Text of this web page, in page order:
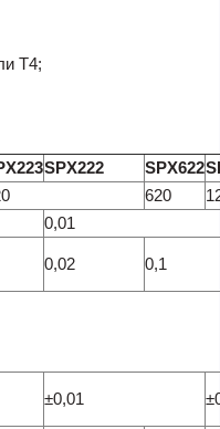
T4;
SPX222 SPX622
620
0,01
0,02 0,1
±0,01